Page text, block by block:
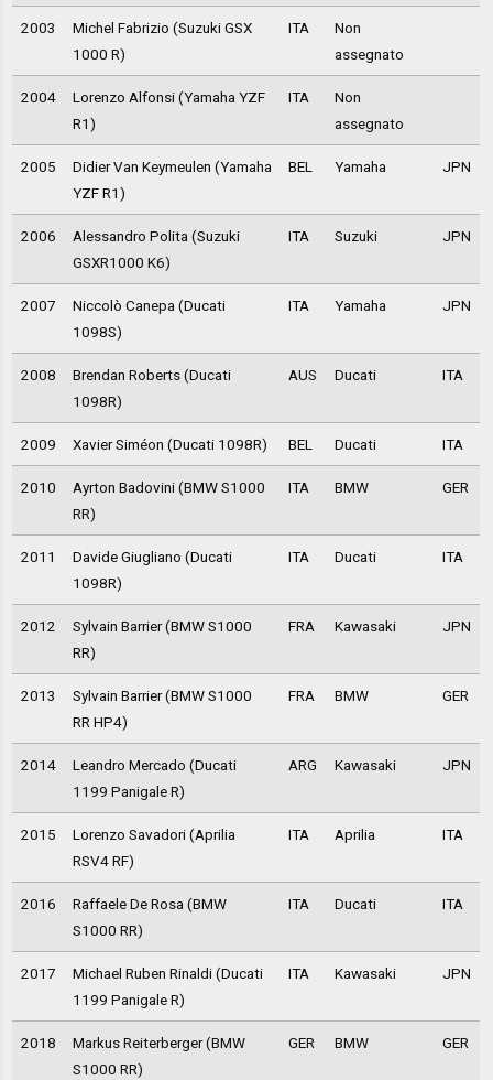
2003
Michel Fabrizio (Suzuki GSX
1000 R)
ITA
Non
assegnato
2004
Lorenzo Alfonsi (Yamaha YZF
R1)
ITA
Non
assegnato
2005
Didier Van Keymeulen (Yamaha
YZF R1)
BEL Yamaha JPN
2006
Alessandro Polita (Suzuki
GSXR1000 K6)
ITA Suzuki JPN
2007
Niccolò Canepa (Ducati
1098S)
ITA Yamaha JPN
2008
Brendan Roberts (Ducati
1098R)
AUS Ducati ITA
2009 Xavier Siméon (Ducati 1098R) BEL Ducati ITA
2010
Ayrton Badovini (BMW S1000
RR)
ITA BMW GER
2011
Davide Giugliano (Ducati
1098R)
ITA Ducati ITA
2012
Sylvain Barrier (BMW S1000
RR)
FRA Kawasaki JPN
2013
Sylvain Barrier (BMW S1000
RR HP4)
FRA BMW GER
2014
Leandro Mercado (Ducati
1199 Panigale R)
ARG Kawasaki JPN
2015
Lorenzo Savadori (Aprilia
RSV4 RF)
ITA Aprilia ITA
2016
Raffaele De Rosa (BMW
S1000 RR)
ITA Ducati ITA
2017
Michael Ruben Rinaldi (Ducati
1199 Panigale R)
ITA Kawasaki JPN
2018
Markus Reiterberger (BMW
S1000 RR)
GER BMW GER